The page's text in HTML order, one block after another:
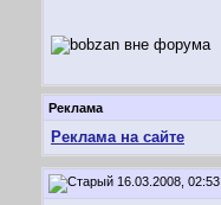
Реклама
Реклама на сайте
16.03.2008, 02:53